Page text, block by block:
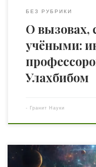
БЕЗ РУБРИКИ
О вызовах,
учёными:
Улахбибом
- Гранит Науки